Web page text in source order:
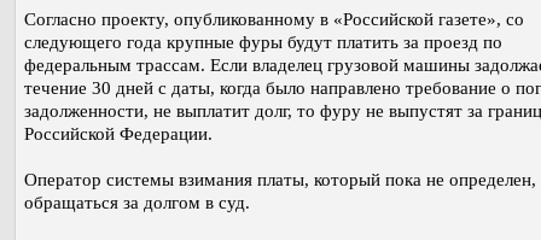
Согласно проекту, опубликованному в «Российской газете», со
следующего года крупные фуры будут платить за проезд по
федеральным трассам. Если владелец грузовой машины
течение 30 дней с даты, когда было направлено требование о
задолженности, не выплатит долг, то фуру не выпустят за
Российской Федерации.
Оператор системы взимания платы, который пока не
обращаться за долгом в суд.